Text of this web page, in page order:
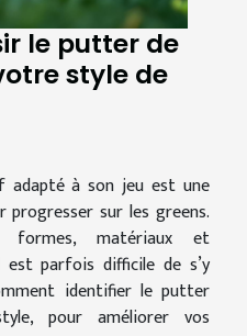
le putter de
style de
à son jeu est une
sur les greens.
formes, matériaux et
est parfois difficile de s’y
identifier le putter
pour améliorer vos